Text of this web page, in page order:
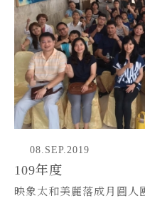
08.SEP.2019
109年度
映象太和美麗落成月圓人